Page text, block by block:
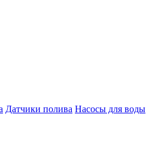
Датчики полива Насосы для воды